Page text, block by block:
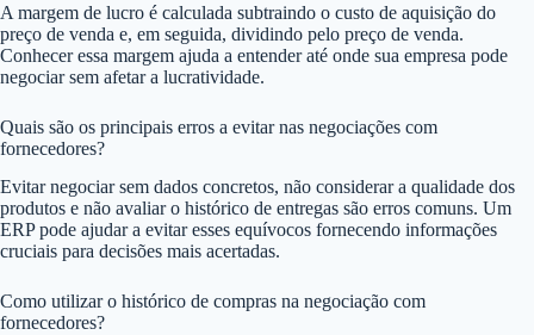
A margem de lucro é calculada subtraindo o custo de aquisição do
preço de venda e, em seguida, dividindo pelo preço de venda.
Conhecer essa margem ajuda a entender até onde sua empresa pode
negociar sem afetar a lucratividade.
Quais são os principais erros a evitar nas negociações com
fornecedores?
Evitar negociar sem dados concretos, não considerar a qualidade dos
produtos e não avaliar o histórico de entregas são erros comuns. Um
ERP pode ajudar a evitar esses equívocos fornecendo informações
cruciais para decisões mais acertadas.
Como utilizar o histórico de compras na negociação com
fornecedores?